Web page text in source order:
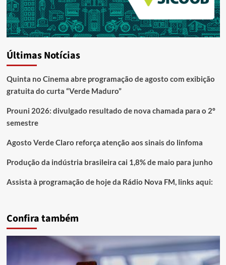
Últimas Notícias
Quinta no Cinema abre programação de agosto com exibição
gratuita do curta “Verde Maduro”
Prouni 2026: divulgado resultado de nova chamada para o 2º
semestre
Agosto Verde Claro reforça atenção aos sinais do linfoma
Produção da indústria brasileira cai 1,8% de maio para junho
Assista à programação de hoje da Rádio Nova FM, links aqui:
Confira também